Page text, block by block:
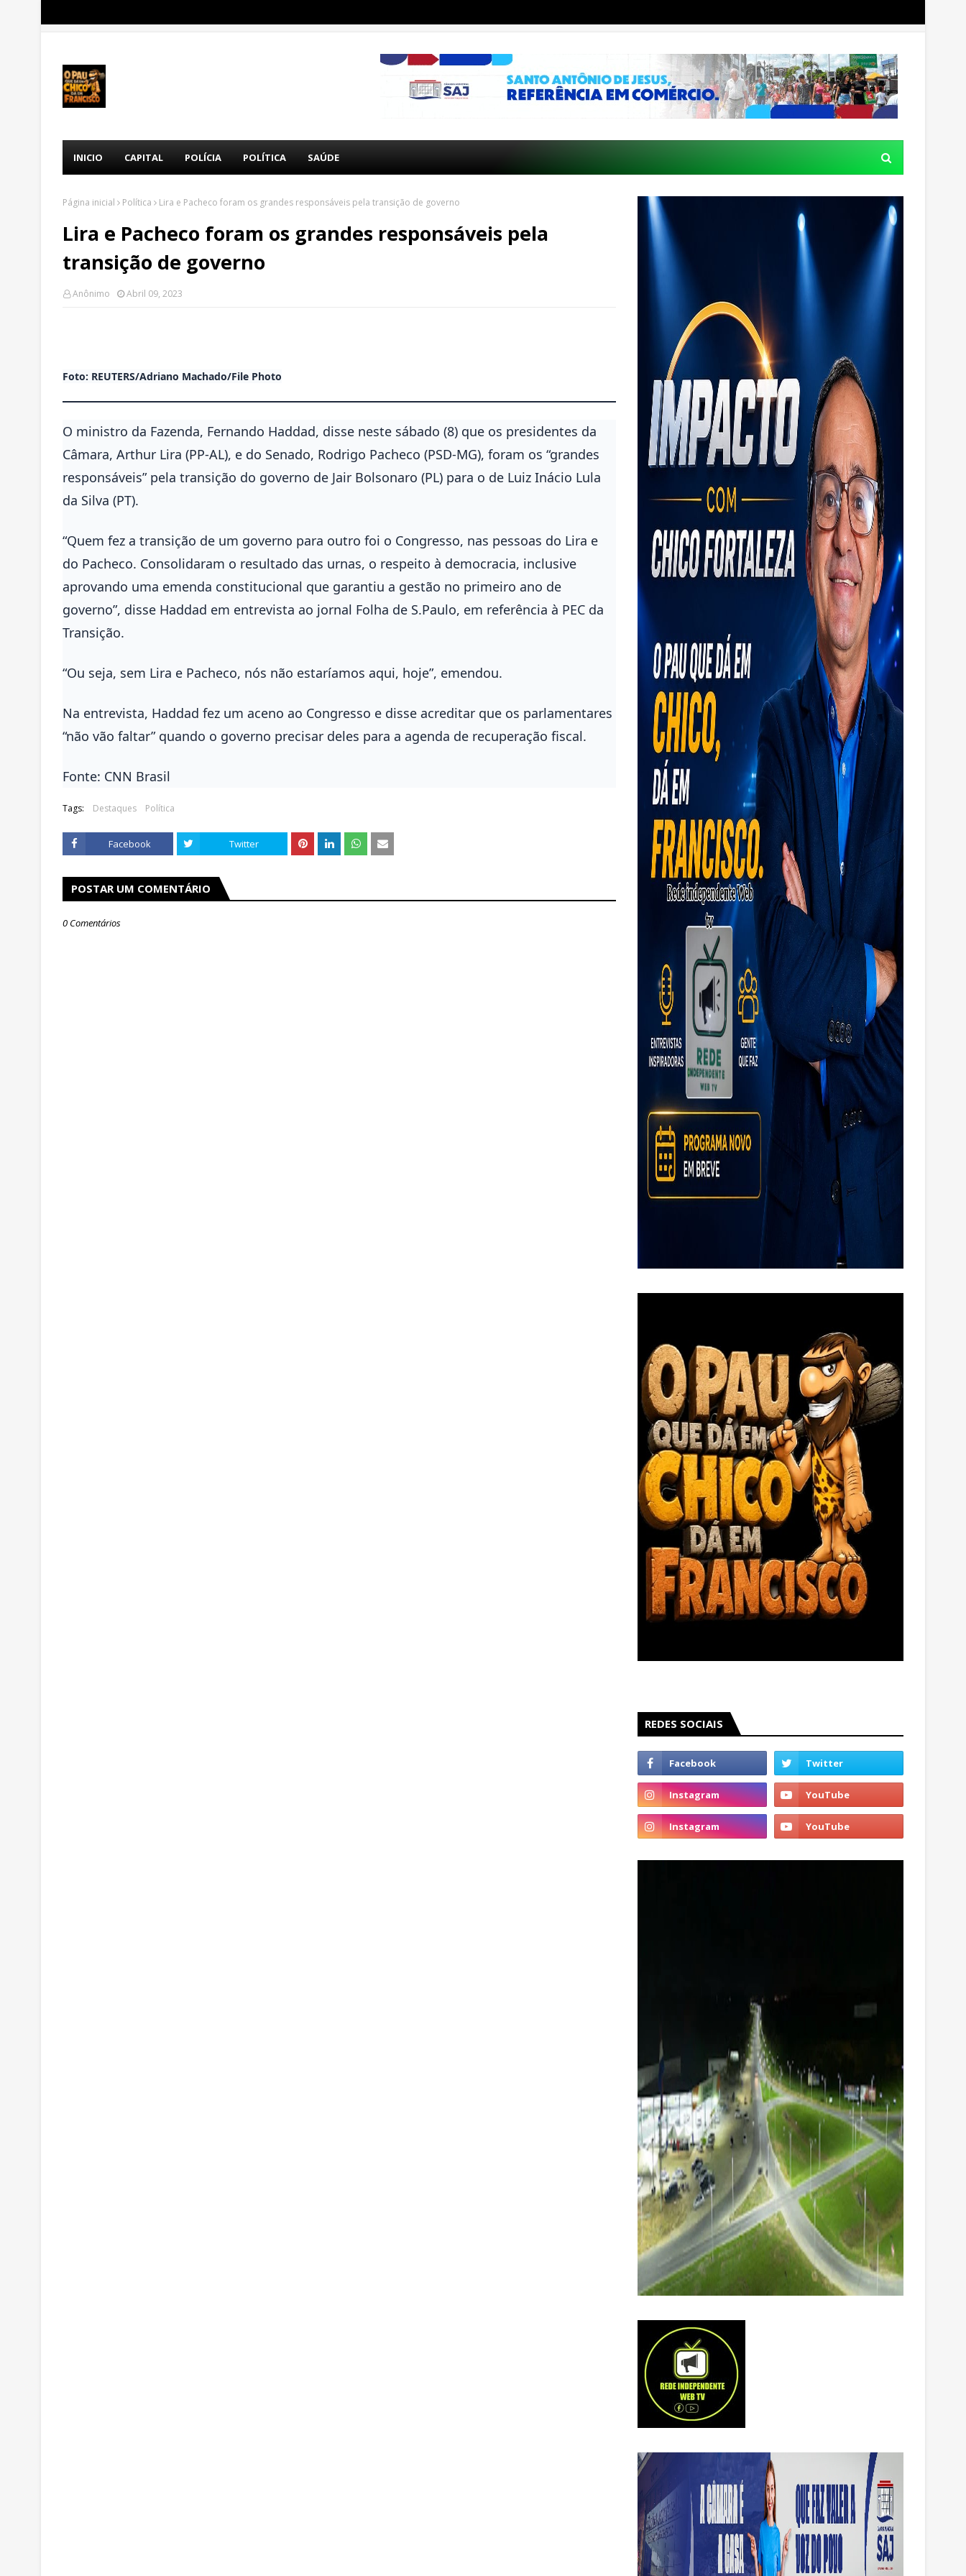
INICIO CAPITAL POLÍCIA POLÍTICA SAÚDE
Página inicial Política Lira e Pacheco foram os grandes responsáveis pela transição de governo
Lira e Pacheco foram os grandes responsáveis pela
transição de governo
Anônimo Abril 09, 2023
Foto: REUTERS/Adriano Machado/File Photo
O ministro da Fazenda, Fernando Haddad, disse neste sábado (8) que os presidentes da
Câmara, Arthur Lira (PP-AL), e do Senado, Rodrigo Pacheco (PSD-MG), foram os “grandes
responsáveis” pela transição do governo de Jair Bolsonaro (PL) para o de Luiz Inácio Lula
da Silva (PT).
“Quem fez a transição de um governo para outro foi o Congresso, nas pessoas do Lira e
do Pacheco. Consolidaram o resultado das urnas, o respeito à democracia, inclusive
aprovando uma emenda constitucional que garantiu a gestão no primeiro ano de
governo”, disse Haddad em entrevista ao jornal Folha de S.Paulo, em referência à PEC da
Transição.
“Ou seja, sem Lira e Pacheco, nós não estaríamos aqui, hoje”, emendou.
Na entrevista, Haddad fez um aceno ao Congresso e disse acreditar que os parlamentares
“não vão faltar” quando o governo precisar deles para a agenda de recuperação fiscal.
Fonte: CNN Brasil
Tags: Destaques Política
Facebook Twitter
POSTAR UM COMENTÁRIO
0 Comentários
REDES SOCIAIS